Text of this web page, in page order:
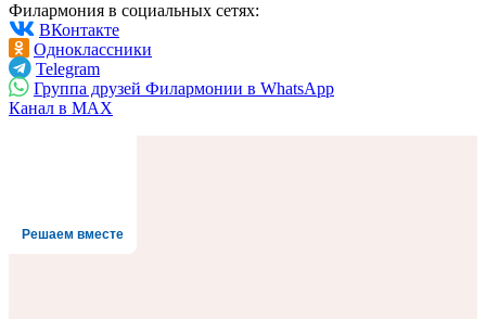
Филармония в социальных сетях:
ВКонтакте
Одноклассники
Telegram
Группа друзей Филармонии в WhatsApp
Канал в MAX
Решаем вместе